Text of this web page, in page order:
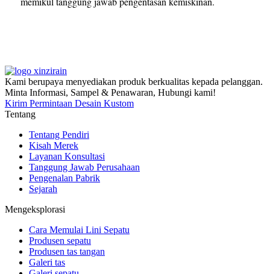
Kami berupaya menyediakan produk berkualitas kepada pelanggan.
Minta Informasi, Sampel & Penawaran, Hubungi kami!
Kirim Permintaan Desain Kustom
Tentang
Tentang Pendiri
Kisah Merek
Layanan Konsultasi
Tanggung Jawab Perusahaan
Pengenalan Pabrik
Sejarah
Mengeksplorasi
Cara Memulai Lini Sepatu
Produsen sepatu
Produsen tas tangan
Galeri tas